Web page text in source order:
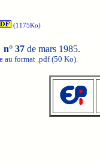
(1175Ko)
n° 37de mars 1985.
au format .pdf (50 Ko).